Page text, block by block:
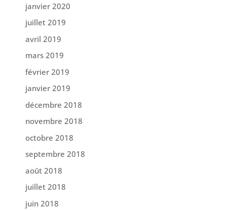
janvier 2020
juillet 2019
avril 2019
mars 2019
février 2019
janvier 2019
décembre 2018
novembre 2018
octobre 2018
septembre 2018
août 2018
juillet 2018
juin 2018